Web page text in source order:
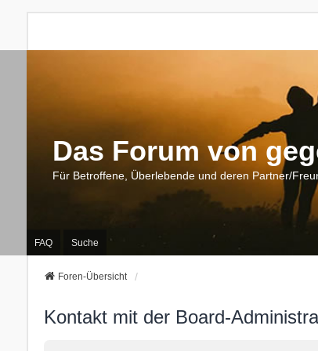
Das Forum von
Für Betroffene, Überlebende und deren Partner/
FAQ Suche
Foren-Übersicht
Kontakt mit der Board-